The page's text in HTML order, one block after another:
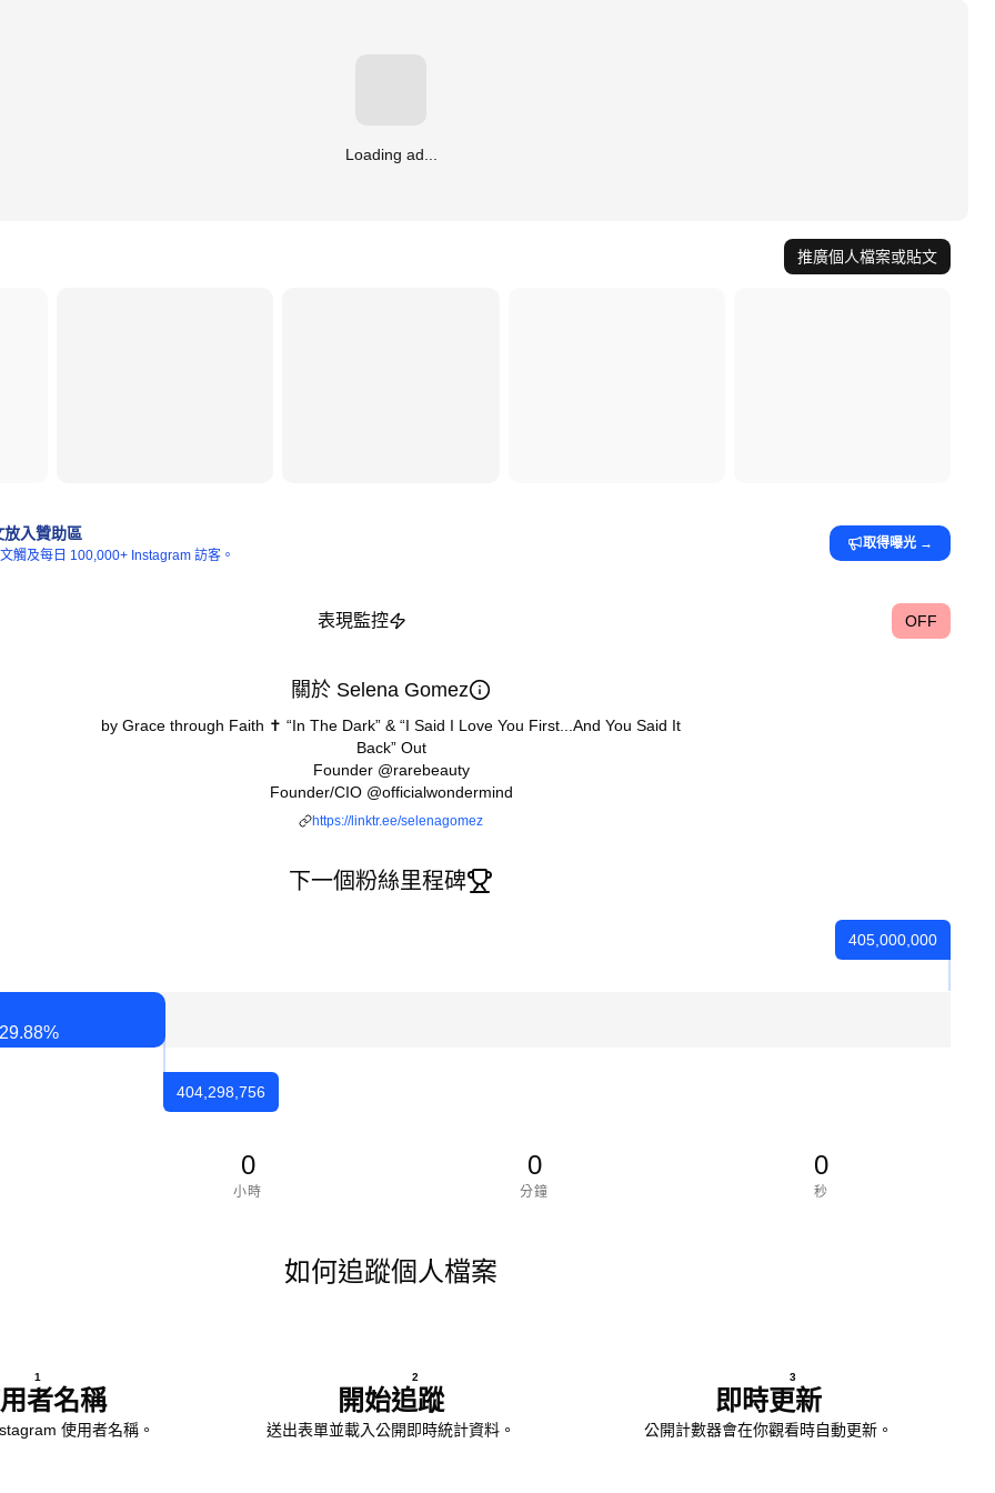
Loading ad...
推廣個人檔案或貼文
放入贊助區
觸及每日 100,000+ Instagram 訪客。
取得曝光 →
表現監控 OFF
關於 Selena Gomez
by Grace through Faith ✝️ “In The Dark” & “I Said I Love You First...And You Said It
Back” Out
Founder @rarebeauty
Founder/CIO @officialwondermind
https://linktr.ee/selenagomez
下一個粉絲里程碑
%
404,298,756
405,000,000
0
小時
0
分鐘
0
秒
如何追蹤個人檔案
1
者名稱
使用者名稱。
2
開始追蹤
送出表單並載入公開即時統計資料。
3
即時更新
公開計數器會在你觀看時自動更新。